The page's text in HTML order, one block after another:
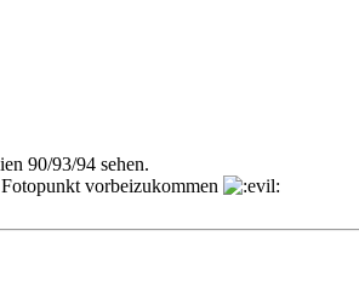
90/93/94 sehen.
vorbeizukommen